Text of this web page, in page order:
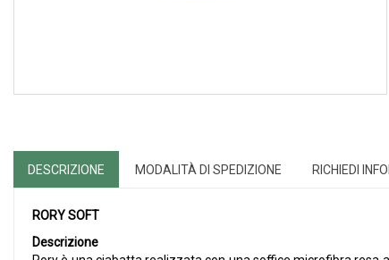
DESCRIZIONE MODALITÀ DI SPEDIZIONE RICHIEDI
RORY SOFT
Descrizione